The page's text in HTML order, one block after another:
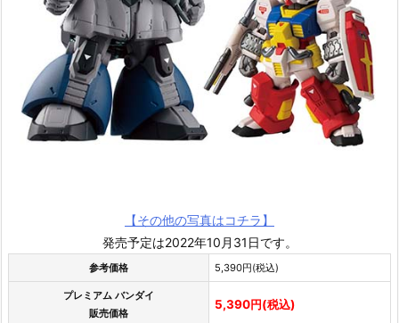
【その他の写真はコチラ】
発売予定は2022年10月31日です。
参考価格 5,390円(税込)
プレミアム バンダイ
販売価格
5,390円(税込)